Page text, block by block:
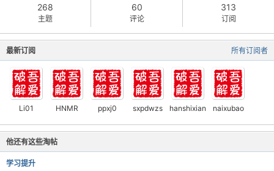
268
主题
60
评论
313
订阅
所有订阅者
最新订阅
Li01 HNMR ppxj0 sxpdwzs hanshixian naixubao
他还有这些淘帖
学习提升